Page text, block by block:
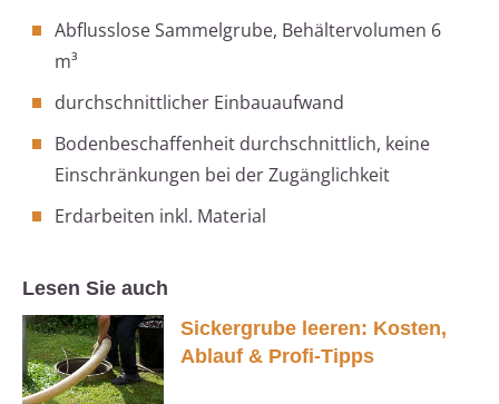
Abflusslose Sammelgrube, Behältervolumen 6
m³
durchschnittlicher Einbauaufwand
Bodenbeschaffenheit durchschnittlich, keine
Einschränkungen bei der Zugänglichkeit
Erdarbeiten inkl. Material
Lesen Sie auch
Sickergrube leeren: Kosten,
Ablauf & Profi-Tipps